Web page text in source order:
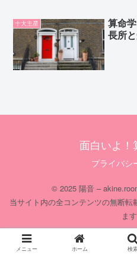
十大主星
算命
長所
面白いよ
プライバシ
© 2025 陽音 –
当サイト内の全コンテンツの無断
ます
メニュー ホーム 検